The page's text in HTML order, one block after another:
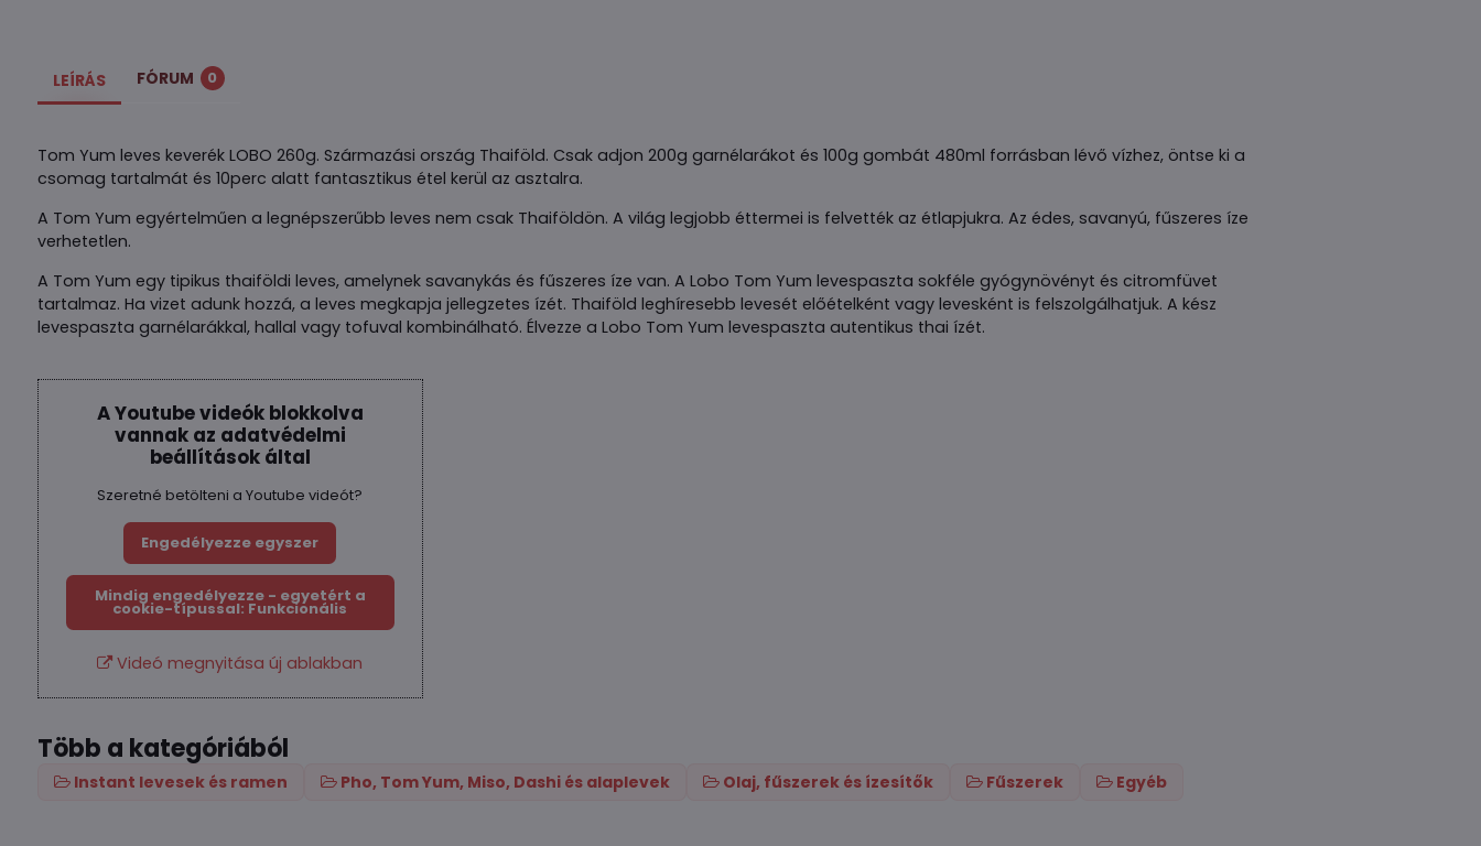
LEÍRÁS FÓRUM 0
Tom Yum leves keverék LOBO 260g. Származási ország Thaiföld. Csak adjon 200g garnélarákot és 100g gombát 480ml forrásban lévő vízhez, öntse ki a
csomag tartalmát és 10perc alatt fantasztikus étel kerül az asztalra.
A Tom Yum egyértelműen a legnépszerűbb leves nem csak Thaiföldön. A világ legjobb éttermei is felvették az étlapjukra. Az édes, savanyú, fűszeres íze
verhetetlen.
A Tom Yum egy tipikus thaiföldi leves, amelynek savanykás és fűszeres íze van. A Lobo Tom Yum levespaszta sokféle gyógynövényt és citromfüvet
tartalmaz. Ha vizet adunk hozzá, a leves megkapja jellegzetes ízét. Thaiföld leghíresebb levesét előételként vagy levesként is felszolgálhatjuk. A kész
levespaszta garnélarákkal, hallal vagy tofuval kombinálható. Élvezze a Lobo Tom Yum levespaszta autentikus thai ízét.
A Youtube videók blokkolva
vannak az adatvédelmi
beállítások által
Szeretné betölteni a Youtube videót?
Engedélyezze egyszer
Mindig engedélyezze - egyetért a
cookie-típussal: Funkcionális
Videó megnyitása új ablakban
Több a kategóriából
Instant levesek és ramen Pho, Tom Yum, Miso, Dashi és alaplevek Olaj, fűszerek és ízesítők Fűszerek Egyéb